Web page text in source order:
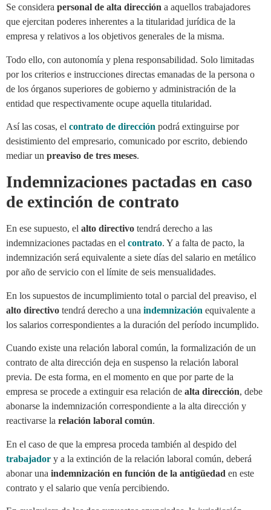
Se considera personal de alta dirección a aquellos trabajadores
que ejercitan poderes inherentes a la titularidad jurídica de la
empresa y relativos a los objetivos generales de la misma.
Todo ello, con autonomía y plena responsabilidad. Solo limitadas
por los criterios e instrucciones directas emanadas de la persona o
de los órganos superiores de gobierno y administración de la
entidad que respectivamente ocupe aquella titularidad.
Así las cosas, el contrato de dirección podrá extinguirse por
desistimiento del empresario, comunicado por escrito, debiendo
mediar un preaviso de tres meses.
Indemnizaciones pactadas en caso
de extinción de contrato
En ese supuesto, el alto directivo tendrá derecho a las
indemnizaciones pactadas en el contrato. Y a falta de pacto, la
indemnización será equivalente a siete días del salario en metálico
por año de servicio con el límite de seis mensualidades.
En los supuestos de incumplimiento total o parcial del preaviso, el
alto directivo tendrá derecho a una indemnización equivalente a
los salarios correspondientes a la duración del período incumplido.
Cuando existe una relación laboral común, la formalización de un
contrato de alta dirección deja en suspenso la relación laboral
previa. De esta forma, en el momento en que por parte de la
empresa se procede a extinguir esa relación de alta dirección, debe
abonarse la indemnización correspondiente a la alta dirección y
reactivarse la relación laboral común.
En el caso de que la empresa proceda también al despido del
trabajador y a la extinción de la relación laboral común, deberá
abonar una indemnización en función de la antigüedad en este
contrato y el salario que venía percibiendo.